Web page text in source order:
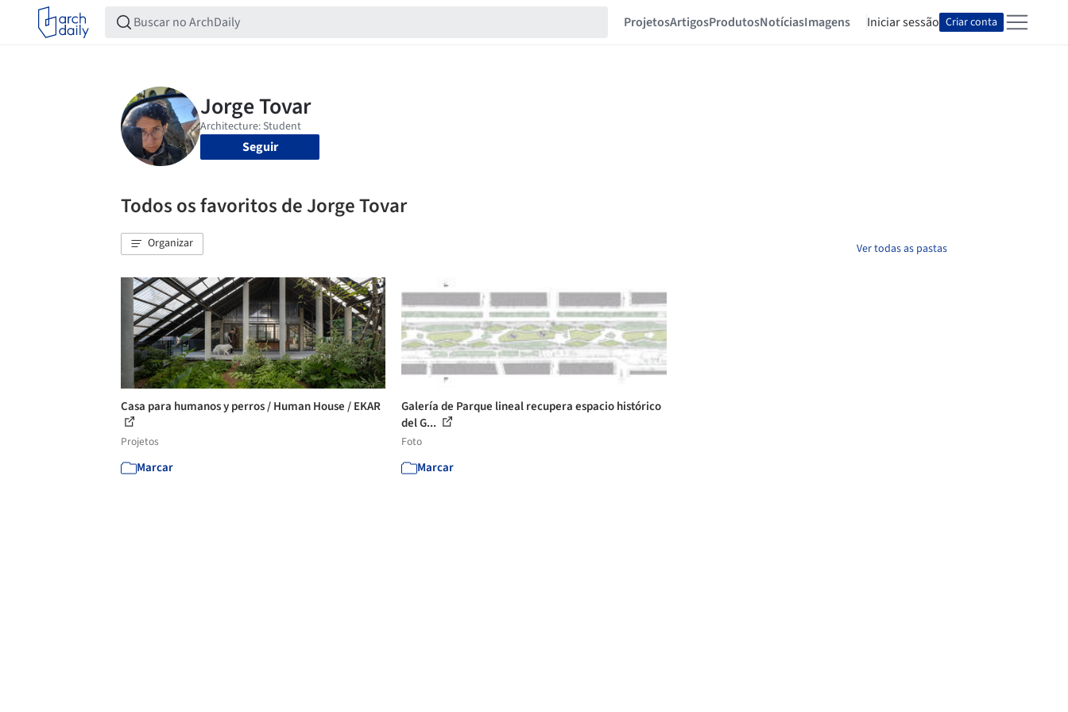
ProjetosArtigosProdutosNotíciasImagens Iniciar sessão Criar conta
Seguir
Todos os favoritos de Jorge Tovar
Organizar Ver todas as pastas
Casa para humanos y perros / Human House / EKAR
Projetos
Marcar
Galería de Parque lineal recupera espacio histórico
del G...
Foto
Marcar